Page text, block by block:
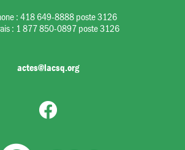
:418 649-8888 poste 3126
: 1 877 850-0897 poste 3126
actes@lacsq.org